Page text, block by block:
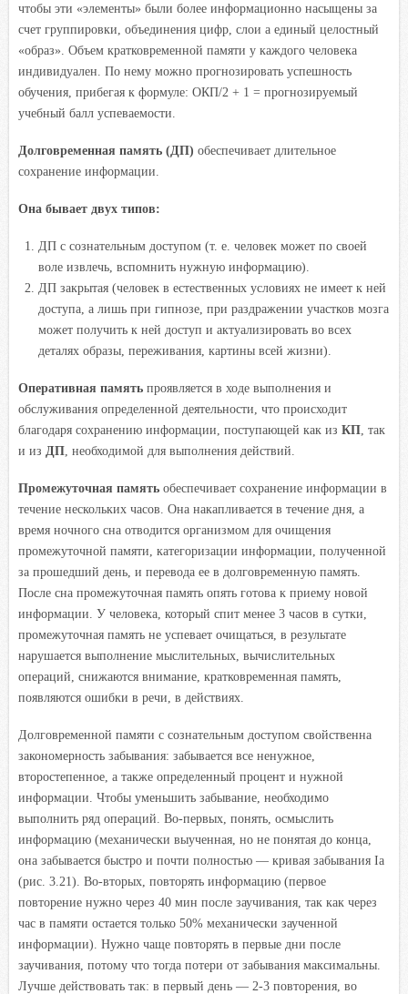
чтобы эти «элементы» были более информационно насыщены за
счет группировки, объединения цифр, слои а единый целостный
«образ». Объем кратковременной памяти у каждого человека
индивидуален. По нему можно прогнозировать успешность
обучения, прибегая к формуле: ОКП/2 + 1 = прогнозируемый
учебный балл успеваемости.
Долговременная память (ДП) обеспечивает длительное
сохранение информации.
Она бывает двух типов:
ДП с сознательным доступом (т. е. человек может по своей
воле извлечь, вспомнить нужную информацию).
ДП закрытая (человек в естественных условиях не имеет к ней
доступа, а лишь при гипнозе, при раздражении участков мозга
может получить к ней доступ и актуализировать во всех
деталях образы, переживания, картины всей жизни).
Оперативная память проявляется в ходе выполнения и
обслуживания определенной деятельности, что происходит
благодаря сохранению информации, поступающей как из КП , так
и из ДП , необходимой для выполнения действий.
Промежуточная память обеспечивает сохранение информации в
течение нескольких часов. Она накапливается в течение дня, а
время ночного сна отводится организмом для очищения
промежуточной памяти, категоризации информации, полученной
за прошедший день, и перевода ее в долговременную память.
После сна промежуточная память опять готова к приему новой
информации. У человека, который спит менее 3 часов в сутки,
промежуточная память не успевает очищаться, в результате
нарушается выполнение мыслительных, вычислительных
операций, снижаются внимание, кратковременная память,
появляются ошибки в речи, в действиях.
Долговременной памяти с сознательным доступом свойственна
закономерность забывания: забывается все ненужное,
второстепенное, а также определенный процент и нужной
информации. Чтобы уменьшить забывание, необходимо
выполнить ряд операций. Во-первых, понять, осмыслить
информацию (механически выученная, но не понятая до конца,
она забывается быстро и почти полностью — кривая забывания Iа
(рис. 3.21). Во-вторых, повторять информацию (первое
повторение нужно через 40 мин после заучивания, так как через
час в памяти остается только 50% механически заученной
информации). Нужно чаще повторять в первые дни после
заучивания, потому что тогда потери от забывания максимальны.
Лучше действовать так: в первый день — 2-3 повторения, во